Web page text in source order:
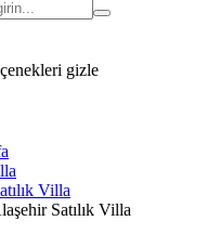
gizle
Villa
Satılık Villa